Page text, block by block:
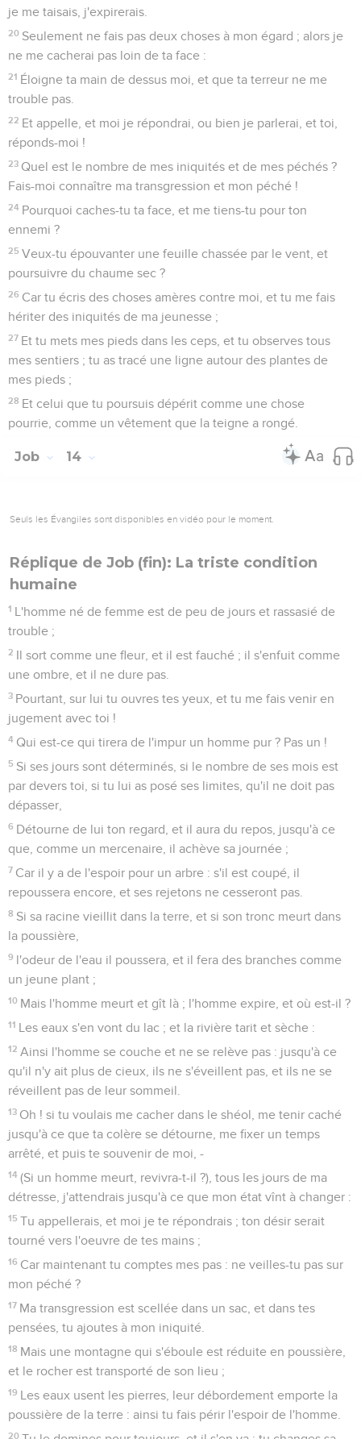
je me taisais, j'expirerais.
20 Seulement ne fais pas deux choses à mon égard ; alors je
ne me cacherai pas loin de ta face :
21 Éloigne ta main de dessus moi, et que ta terreur ne me
trouble pas.
22 Et appelle, et moi je répondrai, ou bien je parlerai, et toi,
réponds-moi !
23 Quel est le nombre de mes iniquités et de mes péchés ?
Fais-moi connaître ma transgression et mon péché !
24 Pourquoi caches-tu ta face, et me tiens-tu pour ton
ennemi ?
25 Veux-tu épouvanter une feuille chassée par le vent, et
poursuivre du chaume sec ?
26 Car tu écris des choses amères contre moi, et tu me fais
hériter des iniquités de ma jeunesse ;
27 Et tu mets mes pieds dans les ceps, et tu observes tous
mes sentiers ; tu as tracé une ligne autour des plantes de
mes pieds ;
28 Et celui que tu poursuis dépérit comme une chose
pourrie, comme un vêtement que la teigne a rongé.
Job 14
Seuls les Évangiles sont disponibles en vidéo pour le moment.
Réplique de Job (fin): La triste condition
humaine
1 L'homme né de femme est de peu de jours et rassasié de
trouble ;
2 Il sort comme une fleur, et il est fauché ; il s'enfuit comme
une ombre, et il ne dure pas.
3 Pourtant, sur lui tu ouvres tes yeux, et tu me fais venir en
jugement avec toi !
4 Qui est-ce qui tirera de l'impur un homme pur ? Pas un !
5 Si ses jours sont déterminés, si le nombre de ses mois est
par devers toi, si tu lui as posé ses limites, qu'il ne doit pas
dépasser,
6 Détourne de lui ton regard, et il aura du repos, jusqu'à ce
que, comme un mercenaire, il achève sa journée ;
7 Car il y a de l'espoir pour un arbre : s'il est coupé, il
repoussera encore, et ses rejetons ne cesseront pas.
8 Si sa racine vieillit dans la terre, et si son tronc meurt dans
la poussière,
9 l'odeur de l'eau il poussera, et il fera des branches comme
un jeune plant ;
10 Mais l'homme meurt et gît là ; l'homme expire, et où est-il ?
11 Les eaux s'en vont du lac ; et la rivière tarit et sèche :
12 Ainsi l'homme se couche et ne se relève pas : jusqu'à ce
qu'il n'y ait plus de cieux, ils ne s'éveillent pas, et ils ne se
réveillent pas de leur sommeil.
13 Oh ! si tu voulais me cacher dans le shéol, me tenir caché
jusqu'à ce que ta colère se détourne, me fixer un temps
arrêté, et puis te souvenir de moi, -
14 (Si un homme meurt, revivra-t-il ?), tous les jours de ma
détresse, j'attendrais jusqu'à ce que mon état vînt à changer :
15 Tu appellerais, et moi je te répondrais ; ton désir serait
tourné vers l'oeuvre de tes mains ;
16 Car maintenant tu comptes mes pas : ne veilles-tu pas sur
mon péché ?
17 Ma transgression est scellée dans un sac, et dans tes
pensées, tu ajoutes à mon iniquité.
18 Mais une montagne qui s'éboule est réduite en poussière,
et le rocher est transporté de son lieu ;
19 Les eaux usent les pierres, leur débordement emporte la
poussière de la terre : ainsi tu fais périr l'espoir de l'homme.
20